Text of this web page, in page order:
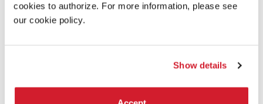
cookies to authorize. For more information, please see
our cookie policy.
Show details
Apertura 22.07 H 17.00, conversazione con la coreografa e
Wayne McGregor